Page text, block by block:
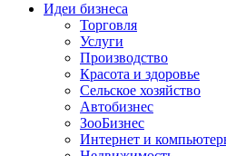
Идеи бизнеса
Торговля
Услуги
Производство
Красота и здоровье
Сельское хозяйство
Автобизнес
ЗооБизнес
Интернет и